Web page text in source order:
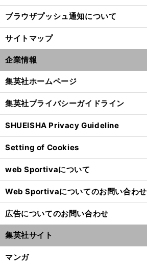
ブラウザプッシュ通知について
サイトマップ
企業情報
集英社ホームページ
集英社プライバシーガイドライン
SHUEISHA Privacy Guideline
Setting of Cookies
web Sportivaについて
Web Sportivaについてのお問い合わせ
広告についてのお問い合わせ
集英社サイト
マンガ